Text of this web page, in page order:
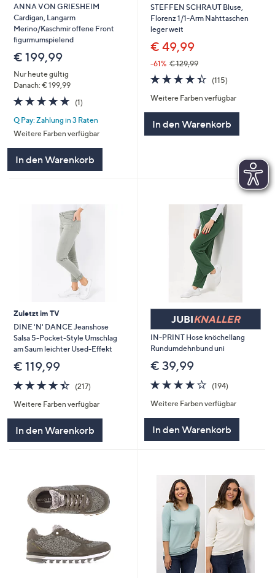
ANNA VON GRIESHEIM
Cardigan, Langarm
Merino/Kaschmir offene Front
figurmumspielend
€ 199,99
Nur heute gültig
Danach: € 199,99
5.0
von
5
(1)
Q Pay: Zahlung in 3 Raten
Weitere Farben verfügbar
In den Warenkorb
STEFFEN SCHRAUT Bluse,
Florenz 1/1-Arm Nahttaschen
leger weit
€ 49,99
-61% € 129,99
4.3
von
5
(115)115
Weitere Farben verfügbar
In den Warenkorb
Zuletzt im TV
DINE 'N' DANCE Jeanshose
Salsa 5-Pocket-Style Umschlag
am Saum leichter Used-Effekt
€ 119,99
4.4
von
5
(217)
Weitere Farben verfügbar
In den Warenkorb
JUBIKNALLER
IN-PRINT Hose knöchellang
Rundumdehnbund uni
€ 39,99
4.2
von
5
(194)
Weitere Farben verfügbar
In den Warenkorb